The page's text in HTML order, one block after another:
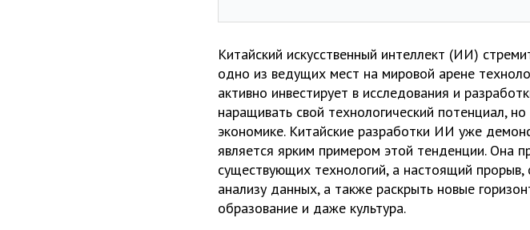
Китайский искусственный интеллект (ИИ)
одно из ведущих мест на мировой арене
активно инвестирует в исследования и
наращивать свой технологический потенциал,
экономике. Китайские разработки ИИ уже
является ярким примером этой тенденции. Она
существующих технологий, а настоящий
анализу данных, а также раскрыть новые
образование и даже культура.